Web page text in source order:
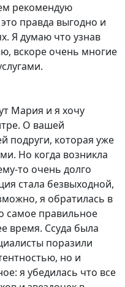
рекомендую
правда выгодно и
Я думаю что узнав
вскоре очень многие
Мария и я хочу
О вашей
подруги, которая уже
Но когда возникла
то очень долго
стала безвыходной,
я обратилась в
самое правильное
время. Ссуда была
поразили
но и
я убедилась что все